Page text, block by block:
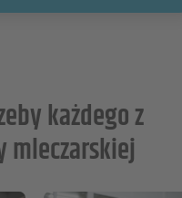
każdego z
mleczarskiej